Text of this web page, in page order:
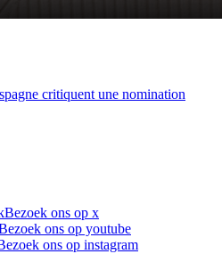
critiquent une nomination
Bezoek ons op x
ons op youtube
ons op instagram